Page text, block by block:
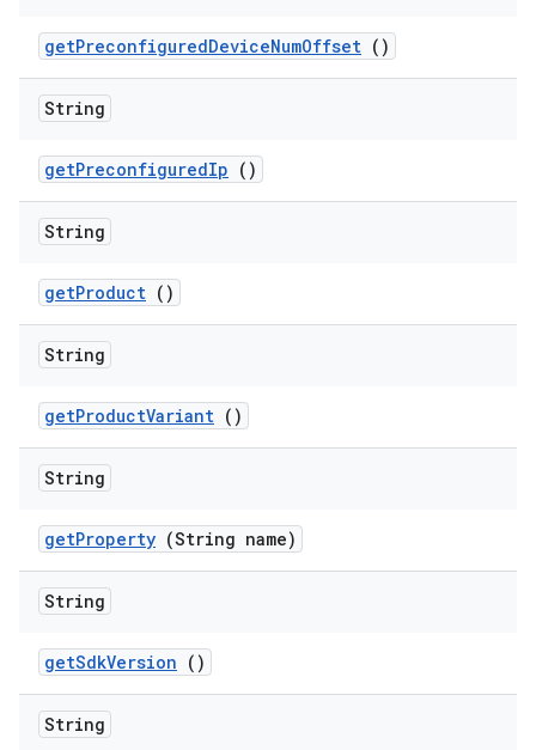
getPreconfiguredDeviceNumOffset ()
String
getPreconfiguredIp ()
String
getProduct ()
String
getProductVariant ()
String
getProperty (String name)
String
getSdkVersion ()
String